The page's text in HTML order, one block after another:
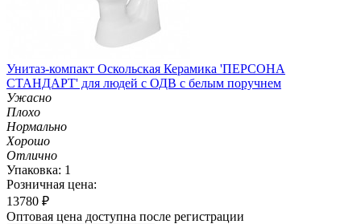
Унитаз-компакт Оскольская Керамика 'ПЕРСОНА
СТАНДАРТ' для людей с ОДВ с белым поручнем
Ужасно
Плохо
Нормально
Хорошо
Отлично
Упаковка: 1
Розничная цена:
13780 ₽
Оптовая цена доступна после регистрации